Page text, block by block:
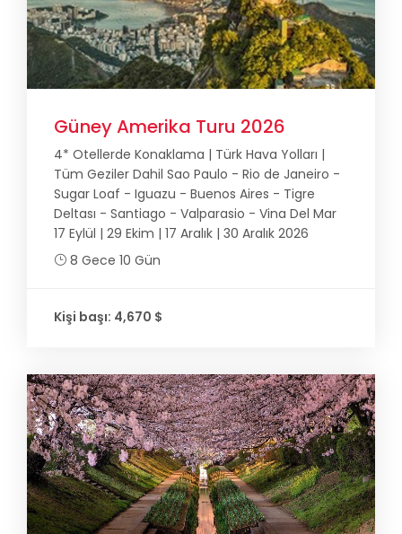
Güney Amerika Turu 2026
4* Otellerde Konaklama | Türk Hava Yolları |
Tüm Geziler Dahil Sao Paulo - Rio de Janeiro -
Sugar Loaf - Iguazu - Buenos Aires - Tigre
Deltası - Santiago - Valparasio - Vina Del Mar
17 Eylül | 29 Ekim | 17 Aralık | 30 Aralık 2026
8 Gece 10 Gün
Kişi başı: 4,670 $